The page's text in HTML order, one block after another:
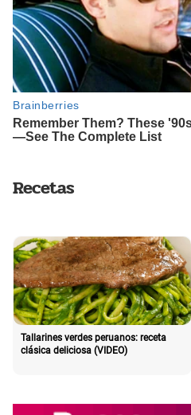
Recetas
Tallarines verdes peruanos: receta
clásica deliciosa (VIDEO)